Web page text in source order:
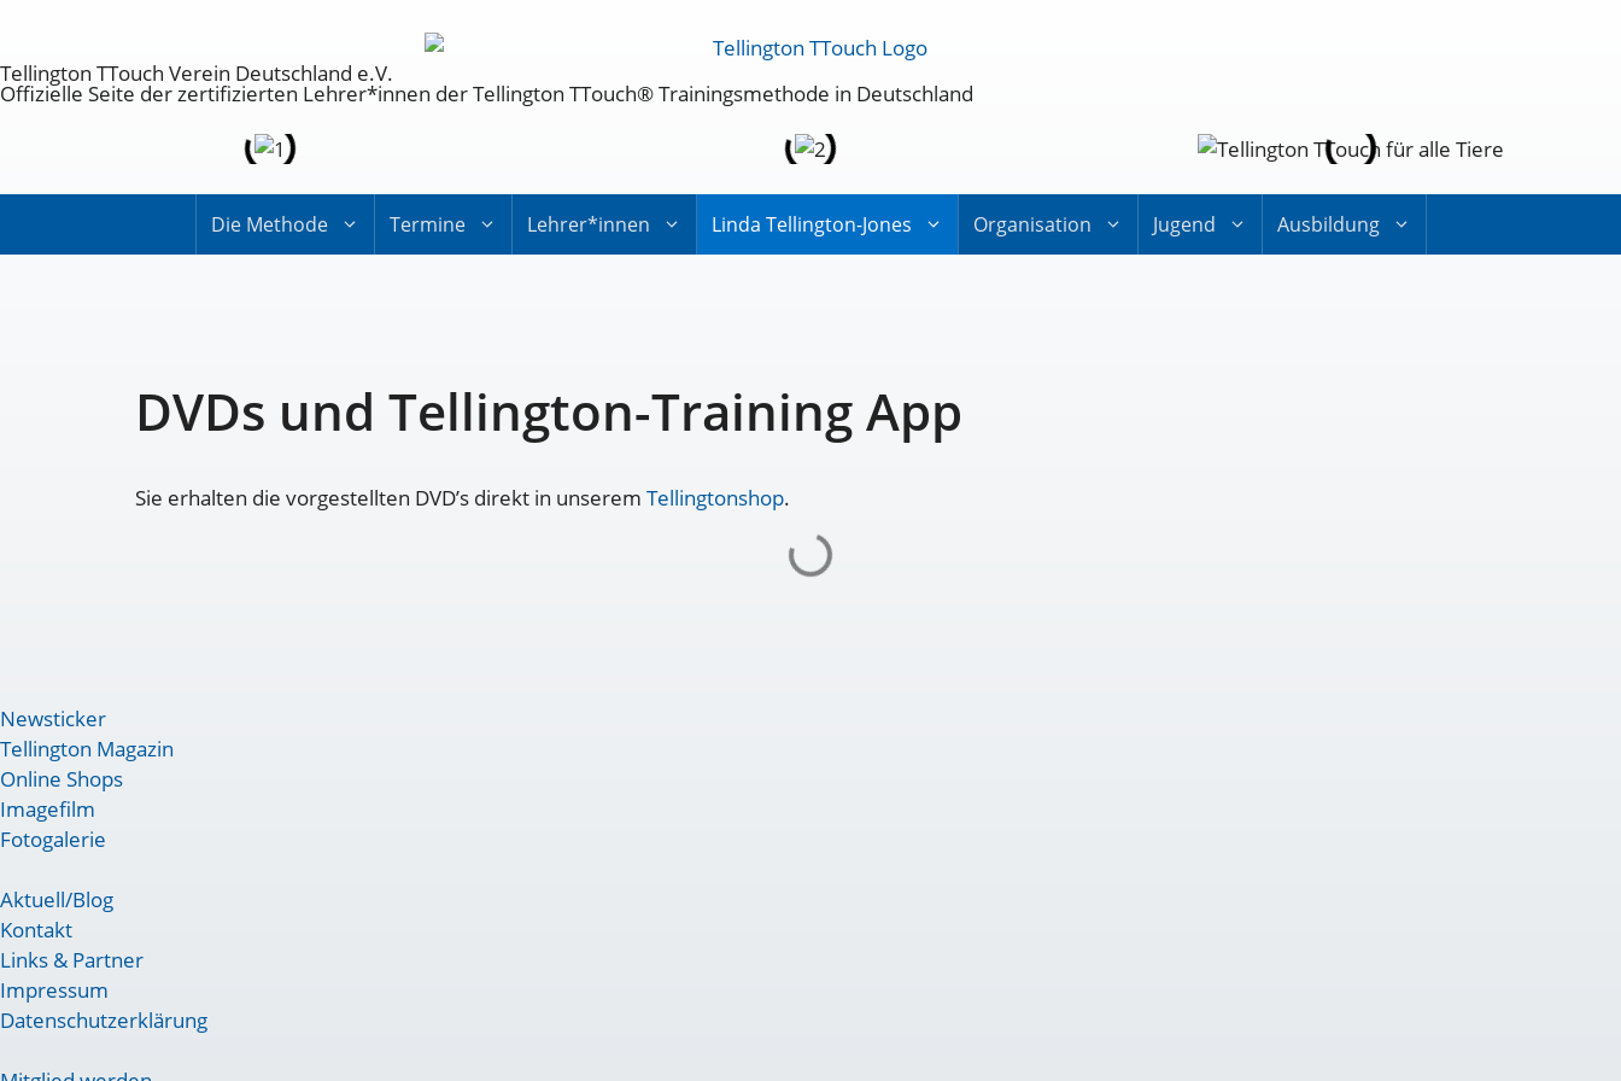
Tellington TTouch Verein Deutschland e.V.
Offizielle Seite der zertifizierten Lehrer*innen der Tellington TTouch® Trainingsmethode in Deutschland
Die Methode Termine Lehrer*innen Linda Tellington-Jones Organisation Jugend Ausbildung
DVDs und Tellington-Training App
Sie erhalten die vorgestellten DVD’s direkt in unserem Tellingtonshop.
Newsticker
Tellington Magazin
Online Shops
Imagefilm
Fotogalerie
Aktuell/Blog
Kontakt
Links & Partner
Impressum
Datenschutzerklärung